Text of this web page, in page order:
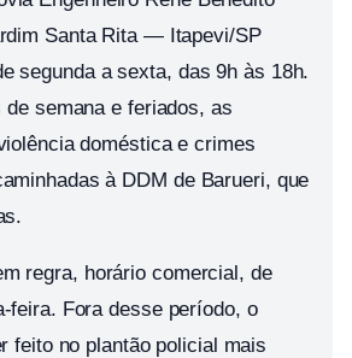
Santa Rita — Itapevi/SP
segunda a sexta, das 9h às 18h.
semana e feriados, as
doméstica e crimes
à DDM de Barueri, que
regra, horário comercial, de
feira. Fora desse período, o
feito no plantão policial mais